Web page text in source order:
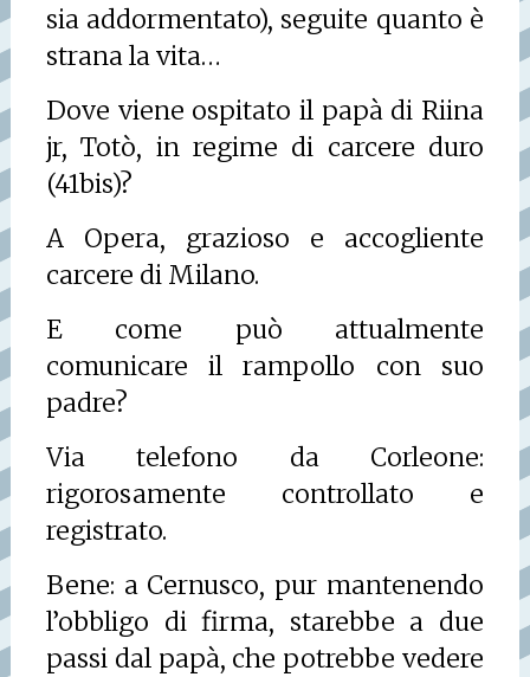
sia addormentato), seguite quanto è
strana la vita…
Dove viene ospitato il papà di Riina
jr, Totò, in regime di carcere duro
(41bis)?
A Opera, grazioso e accogliente
carcere di Milano.
E come può attualmente
comunicare il rampollo con suo
padre?
Via telefono da Corleone:
rigorosamente controllato e
registrato.
Bene: a Cernusco, pur mantenendo
l’obbligo di firma, starebbe a due
passi dal papà, che potrebbe vedere